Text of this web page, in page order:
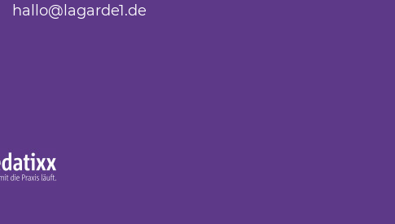
hallo@lagarde1.de